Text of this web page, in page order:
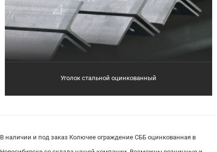
Уголок стальной оцинкованный
В наличии и под заказ Колючее ограждение СББ оцинкованная в